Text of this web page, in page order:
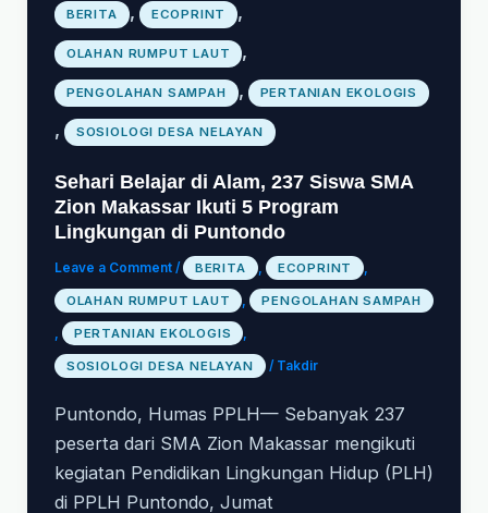
BERITA , ECOPRINT ,
OLAHAN RUMPUT LAUT ,
PENGOLAHAN SAMPAH , PERTANIAN EKOLOGIS
, SOSIOLOGI DESA NELAYAN
Sehari Belajar di Alam, 237 Siswa SMA
Zion Makassar Ikuti 5 Program
Lingkungan di Puntondo
Leave a Comment / BERITA , ECOPRINT ,
OLAHAN RUMPUT LAUT , PENGOLAHAN SAMPAH
, PERTANIAN EKOLOGIS ,
SOSIOLOGI DESA NELAYAN / Takdir
Puntondo, Humas PPLH— Sebanyak 237
peserta dari SMA Zion Makassar mengikuti
kegiatan Pendidikan Lingkungan Hidup (PLH)
di PPLH Puntondo, Jumat